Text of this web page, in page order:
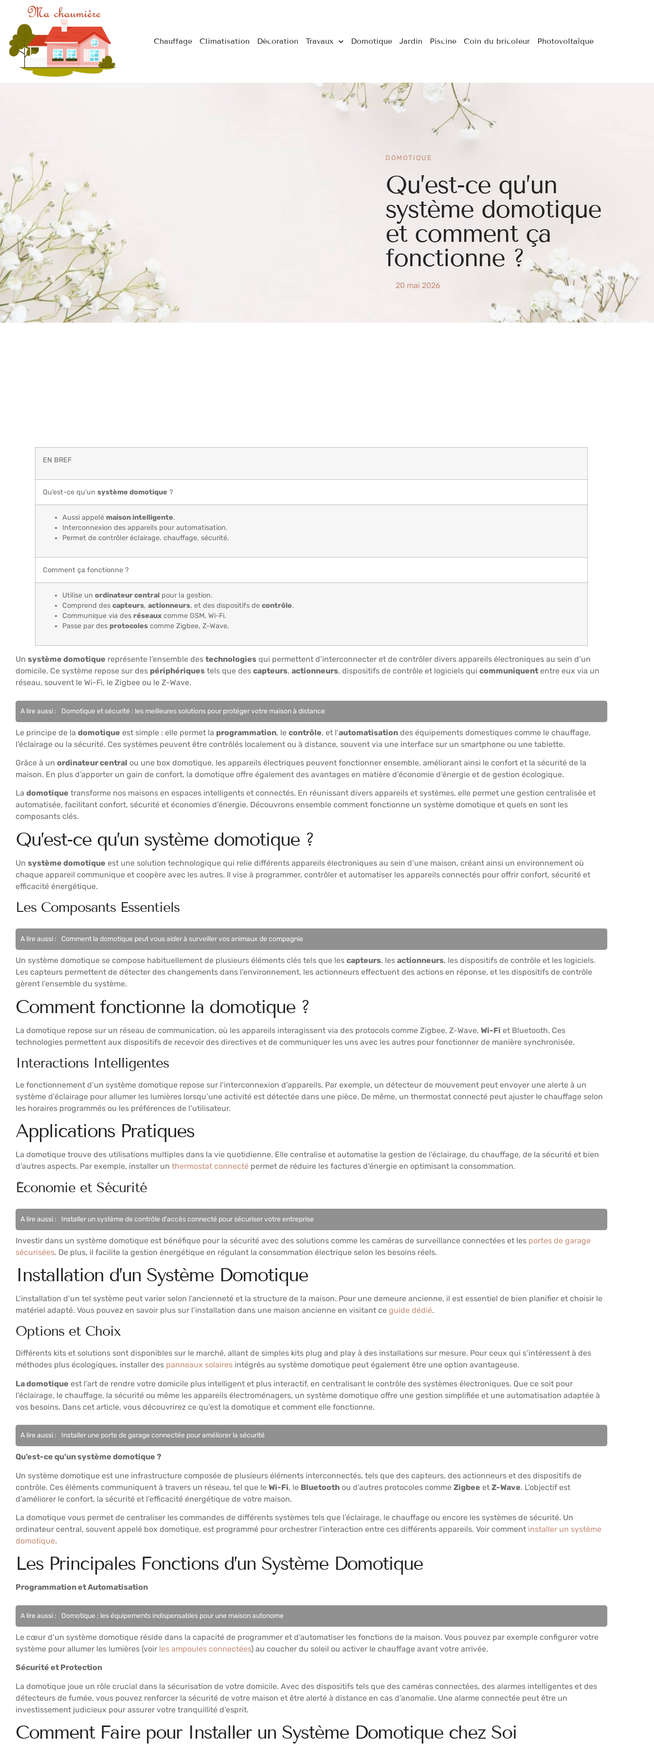
Chauffage Climatisation Décoration Travaux Domotique Jardin Piscine Coin du bricoleur Photovoltaïque
DOMOTIQUE
Qu’est-ce qu’un
système domotique
et comment ça
fonctionne ?
20 mai 2026
EN BREF
Qu’est-ce qu’un système domotique ?
Aussi appelé maison intelligente.
Interconnexion des appareils pour automatisation.
Permet de contrôler éclairage, chauffage, sécurité.
Comment ça fonctionne ?
Utilise un ordinateur central pour la gestion.
Comprend des capteurs, actionneurs, et des dispositifs de contrôle.
Communique via des réseaux comme GSM, Wi-Fi.
Passe par des protocoles comme Zigbee, Z-Wave.
Un système domotique représente l’ensemble des technologies qui permettent d’interconnecter et de contrôler divers appareils électroniques au sein d’un
domicile. Ce système repose sur des périphériques tels que des capteurs, actionneurs, dispositifs de contrôle et logiciels qui communiquent entre eux via un
réseau, souvent le Wi-Fi, le Zigbee ou le Z-Wave.
A lire aussi : Domotique et sécurité : les meilleures solutions pour protéger votre maison à distance
Le principe de la domotique est simple : elle permet la programmation, le contrôle, et l’automatisation des équipements domestiques comme le chauffage,
l’éclairage ou la sécurité. Ces systèmes peuvent être contrôlés localement ou à distance, souvent via une interface sur un smartphone ou une tablette.
Grâce à un ordinateur central ou une box domotique, les appareils électriques peuvent fonctionner ensemble, améliorant ainsi le confort et la sécurité de la
maison. En plus d’apporter un gain de confort, la domotique offre également des avantages en matière d’économie d’énergie et de gestion écologique.
La domotique transforme nos maisons en espaces intelligents et connectés. En réunissant divers appareils et systèmes, elle permet une gestion centralisée et
automatisée, facilitant confort, sécurité et économies d’énergie. Découvrons ensemble comment fonctionne un système domotique et quels en sont les
composants clés.
Qu’est-ce qu’un système domotique ?
Un système domotique est une solution technologique qui relie différents appareils électroniques au sein d’une maison, créant ainsi un environnement où
chaque appareil communique et coopère avec les autres. Il vise à programmer, contrôler et automatiser les appareils connectés pour offrir confort, sécurité et
efficacité énergétique.
Les Composants Essentiels
A lire aussi : Comment la domotique peut vous aider à surveiller vos animaux de compagnie
Un système domotique se compose habituellement de plusieurs éléments clés tels que les capteurs, les actionneurs, les dispositifs de contrôle et les logiciels.
Les capteurs permettent de détecter des changements dans l’environnement, les actionneurs effectuent des actions en réponse, et les dispositifs de contrôle
gèrent l’ensemble du système.
Comment fonctionne la domotique ?
La domotique repose sur un réseau de communication, où les appareils interagissent via des protocols comme Zigbee, Z-Wave, Wi-Fi et Bluetooth. Ces
technologies permettent aux dispositifs de recevoir des directives et de communiquer les uns avec les autres pour fonctionner de manière synchronisée.
Interactions Intelligentes
Le fonctionnement d’un système domotique repose sur l’interconnexion d’appareils. Par exemple, un détecteur de mouvement peut envoyer une alerte à un
système d’éclairage pour allumer les lumières lorsqu’une activité est détectée dans une pièce. De même, un thermostat connecté peut ajuster le chauffage selon
les horaires programmés ou les préférences de l’utilisateur.
Applications Pratiques
La domotique trouve des utilisations multiples dans la vie quotidienne. Elle centralise et automatise la gestion de l’éclairage, du chauffage, de la sécurité et bien
d’autres aspects. Par exemple, installer un thermostat connecté permet de réduire les factures d’énergie en optimisant la consommation.
Économie et Sécurité
A lire aussi : Installer un système de contrôle d'accès connecté pour sécuriser votre entreprise
Investir dans un système domotique est bénéfique pour la sécurité avec des solutions comme les caméras de surveillance connectées et les portes de garage
sécurisées. De plus, il facilite la gestion énergétique en régulant la consommation électrique selon les besoins réels.
Installation d’un Système Domotique
L’installation d’un tel système peut varier selon l’ancienneté et la structure de la maison. Pour une demeure ancienne, il est essentiel de bien planifier et choisir le
matériel adapté. Vous pouvez en savoir plus sur l’installation dans une maison ancienne en visitant ce guide dédié.
Options et Choix
Différents kits et solutions sont disponibles sur le marché, allant de simples kits plug and play à des installations sur mesure. Pour ceux qui s’intéressent à des
méthodes plus écologiques, installer des panneaux solaires intégrés au système domotique peut également être une option avantageuse.
La domotique est l’art de rendre votre domicile plus intelligent et plus interactif, en centralisant le contrôle des systèmes électroniques. Que ce soit pour
l’éclairage, le chauffage, la sécurité ou même les appareils électroménagers, un système domotique offre une gestion simplifiée et une automatisation adaptée à
vos besoins. Dans cet article, vous découvrirez ce qu’est la domotique et comment elle fonctionne.
A lire aussi : Installer une porte de garage connectée pour améliorer la sécurité
Qu’est-ce qu’un système domotique ?
Un système domotique est une infrastructure composée de plusieurs éléments interconnectés, tels que des capteurs, des actionneurs et des dispositifs de
contrôle. Ces éléments communiquent à travers un réseau, tel que le Wi-Fi, le Bluetooth ou d’autres protocoles comme Zigbee et Z-Wave. L’objectif est
d’améliorer le confort, la sécurité et l’efficacité énergétique de votre maison.
La domotique vous permet de centraliser les commandes de différents systèmes tels que l’éclairage, le chauffage ou encore les systèmes de sécurité. Un
ordinateur central, souvent appelé box domotique, est programmé pour orchestrer l’interaction entre ces différents appareils. Voir comment installer un système
domotique.
Les Principales Fonctions d’un Système Domotique
Programmation et Automatisation
A lire aussi : Domotique : les équipements indispensables pour une maison autonome
Le cœur d’un système domotique réside dans la capacité de programmer et d’automatiser les fonctions de la maison. Vous pouvez par exemple configurer votre
système pour allumer les lumières (voir les ampoules connectées) au coucher du soleil ou activer le chauffage avant votre arrivée.
Sécurité et Protection
La domotique joue un rôle crucial dans la sécurisation de votre domicile. Avec des dispositifs tels que des caméras connectées, des alarmes intelligentes et des
détecteurs de fumée, vous pouvez renforcer la sécurité de votre maison et être alerté à distance en cas d’anomalie. Une alarme connectée peut être un
investissement judicieux pour assurer votre tranquillité d’esprit.
Comment Faire pour Installer un Système Domotique chez Soi